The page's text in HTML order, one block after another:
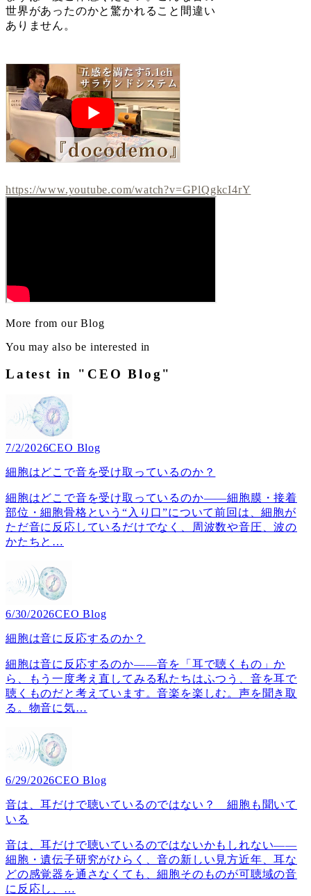
世界があったのかと驚かれること間違い
ありません。
https://www.youtube.com/watch?v=GPlQgkcI4rY
More from our Blog
You may also be interested in
Latest in "CEO Blog"
7/2/2026CEO Blog
細胞はどこで音を受け取っているのか？
細胞はどこで音を受け取っているのか――細胞膜・接着
部位・細胞骨格という“入り口”について前回は、細胞が
ただ音に反応しているだけでなく、周波数や音圧、波の
かたちと …
6/30/2026CEO Blog
細胞は音に反応するのか？
細胞は音に反応するのか――音を「耳で聴くもの」か
ら、もう一度考え直してみる私たちはふつう、音を耳で
聴くものだと考えています。音楽を楽しむ。声を聞き取
る。物音に気…
6/29/2026CEO Blog
音は、耳だけで聴いているのではない？ 細胞も聞いて
いる
音は、耳だけで聴いているのではないかもしれない――
細胞・遺伝子研究がひらく、音の新しい見方近年、耳な
どの感覚器を通さなくても、細胞そのものが可聴域の音
に反応し、 …